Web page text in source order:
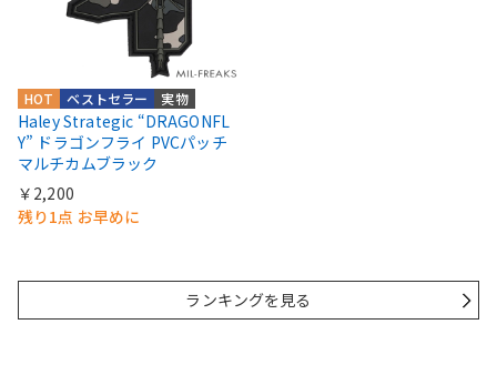
実物
ベストセラー
HOT
Haley Strategic “DRAGONFL
Y” ドラゴンフライ PVCパッチ
マルチカムブラック
￥2,200
残り1点 お早めに
ランキングを見る